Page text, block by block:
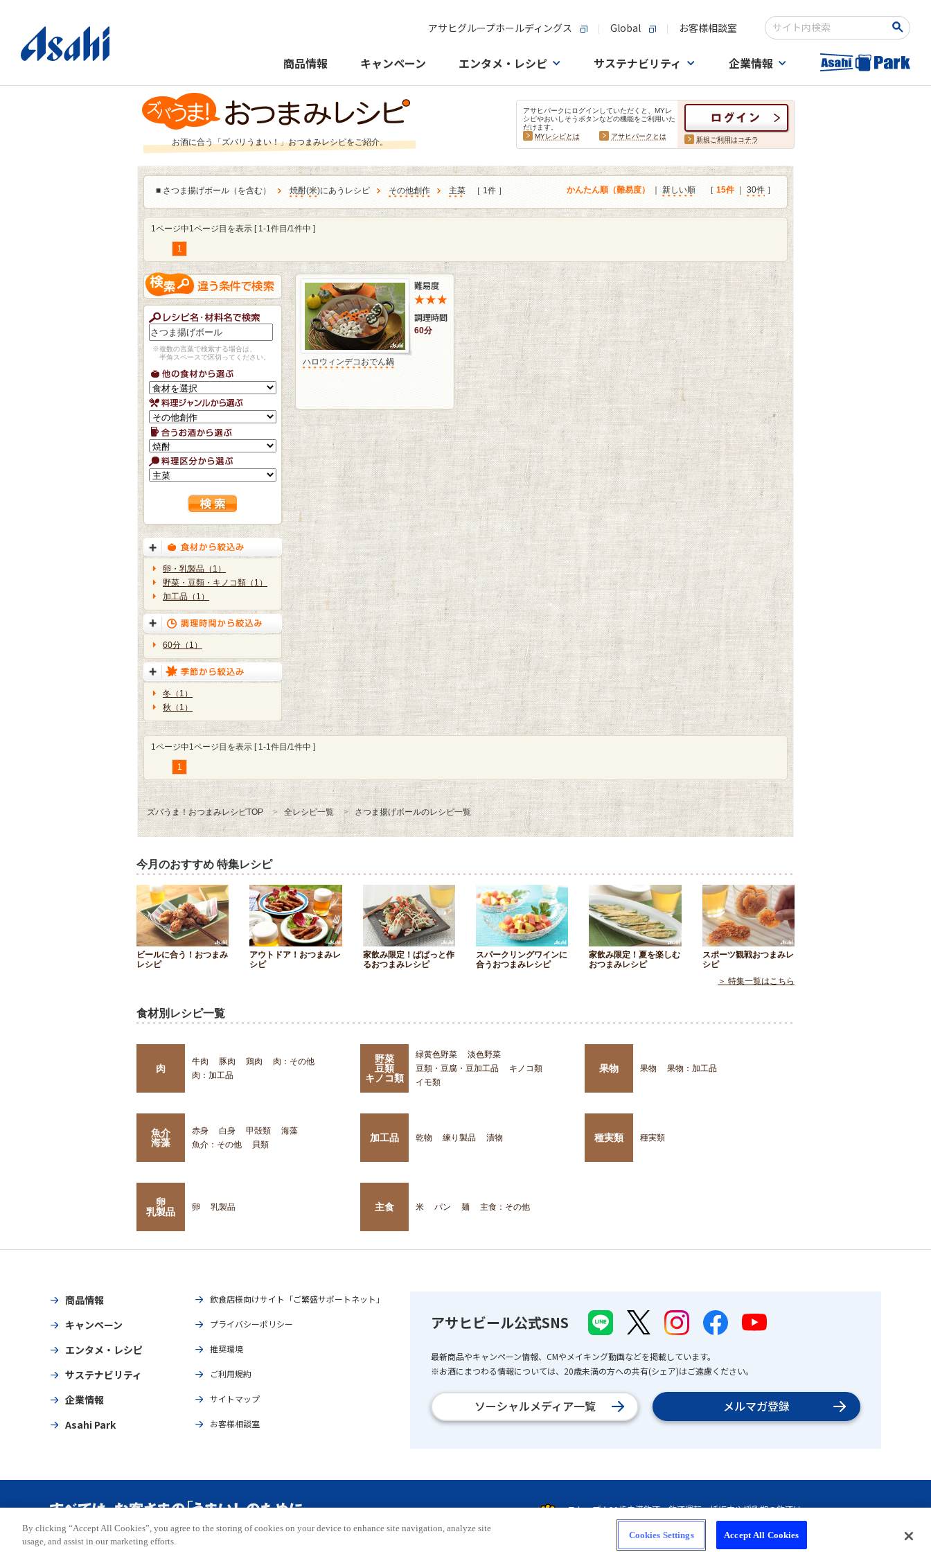
アサヒグループホールディングス Global お客様相談室
検索キーワード入力
商品情報 キャンペーン エンタメ・レシピ サステナビリティ 企業情報
お酒に合う「ズバリうまい！」おつまみレシピをご紹介。
アサヒパークにログインしていただくと、MYレ
シピやおいしそうボタンなどの機能をご利用いた
だけます。
MYレシピとは
アサヒパークとは 新規ご利用はコチラ
■ さつま揚げボール（を含む） 焼酎(米)にあうレシピ その他創作 主菜 ［ 1件 ］ かんたん順（難易度） 新しい順 ［ 15件｜ 30件 ］
1ページ中1ページ目を表示 [ 1-1件目/1件中 ]
1
※複数の言葉で検索する場合は、
半角スペースで区切ってください。
卵・乳製品（1）
野菜・豆類・キノコ類（1）
加工品（1）
60分（1）
冬（1）
秋（1）
60分
ハロウィンデコおでん鍋
1ページ中1ページ目を表示 [ 1-1件目/1件中 ]
1
ズバうま！おつまみレシピTOP 全レシピ一覧 さつま揚げボールのレシピ一覧
今月のおすすめ 特集レシピ
ビールに合う！おつまみ
レシピ
アウトドア！おつまみレ
シピ
家飲み限定！ぱぱっと作
るおつまみレシピ
スパークリングワインに
合うおつまみレシピ
家飲み限定！夏を楽しむ
おつまみレシピ
スポーツ観戦おつまみレ
シピ
＞ 特集一覧はこちら
食材別レシピ一覧
肉
牛肉 豚肉 鶏肉
肉：その他
肉：加工品
野菜
豆類
キノコ類
緑黄色野菜
淡色野菜
豆類・豆腐・豆加工品
キノコ類
イモ類
果物 果物 果物：加工品
魚介
海藻
赤身 白身 甲殻類
海藻
魚介：その他
貝類
加工品 乾物 練り製品 漬物 種実類 種実類
卵
乳製品
卵 乳製品 主食 米 パン 麺 主食：その他
商品情報
キャンペーン
エンタメ・レシピ
サステナビリティ
企業情報
Asahi Park
飲食店様向けサイト「ご繁盛サポートネット」
プライバシーポリシー
推奨環境
ご利用規約
サイトマップ
お客様相談室
アサヒビール公式SNS
最新商品やキャンペーン情報、CMやメイキング動画などを掲載しています。
※お酒にまつわる情報については、20歳未満の方への共有(シェア)はご遠慮ください。
ソーシャルメディア一覧 メルマガ登録
Copyright © ASAHI BREWERIES, LTD. All rights reserved.
By clicking “Accept All Cookies”, you agree to the storing of cookies on your device to enhance site navigation, analyze site
usage, and assist in our marketing efforts.
Cookies Settings Accept All Cookies